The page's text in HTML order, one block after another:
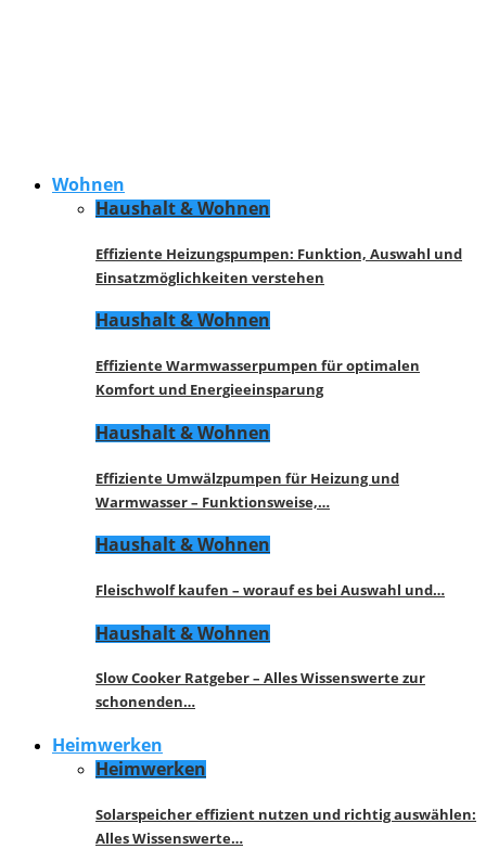
Wohnen
Haushalt & Wohnen
Effiziente Heizungspumpen: Funktion, Auswahl und
Einsatzmöglichkeiten verstehen
Haushalt & Wohnen
Effiziente Warmwasserpumpen für optimalen
Komfort und Energieeinsparung
Haushalt & Wohnen
Effiziente Umwälzpumpen für Heizung und
Warmwasser – Funktionsweise,…
Haushalt & Wohnen
Fleischwolf kaufen – worauf es bei Auswahl und…
Haushalt & Wohnen
Slow Cooker Ratgeber – Alles Wissenswerte zur
schonenden…
Heimwerken
Heimwerken
Solarspeicher effizient nutzen und richtig auswählen:
Alles Wissenswerte…